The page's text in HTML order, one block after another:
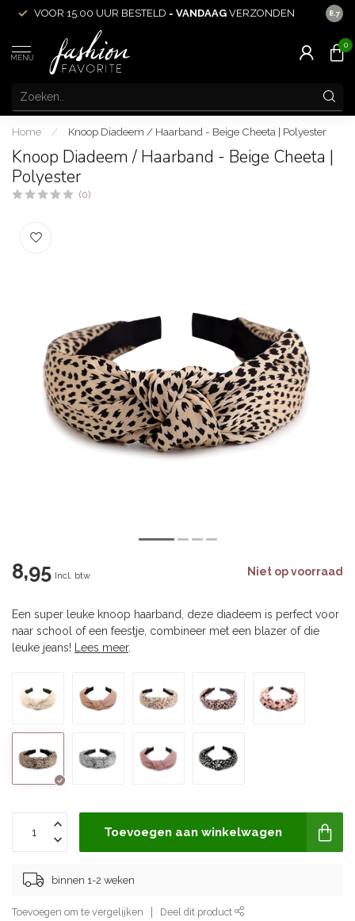
VOOR 15.00 UUR BESTELD = VANDAAG VERZONDEN 8.7
MENU
0
Home / Knoop Diadeem / Haarband - Beige Cheeta | Polyester
Knoop Diadeem / Haarband - Beige Cheeta |
Polyester
(0)
8,95 Incl. btw Niet op voorraad
Een super leuke knoop haarband, deze diadeem is perfect voor
naar school of een feestje, combineer met een blazer of die
leuke jeans!
Lees meer.
Toevoegen aan winkelwagen
binnen 1-2 weken
Toevoegen om te vergelijken Deel dit product